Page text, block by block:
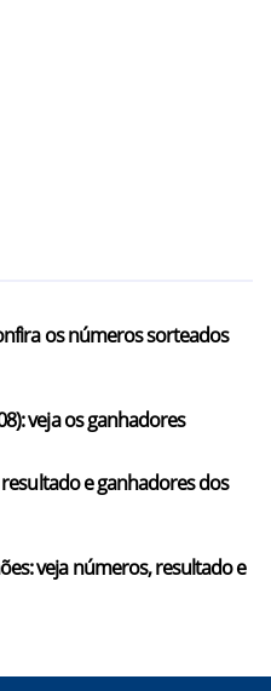
os números sorteados
veja os ganhadores
resultado e ganhadores dos
veja números, resultado e